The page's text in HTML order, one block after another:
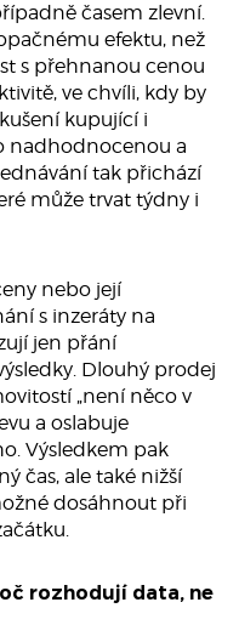
časem zlevní.
efektu, než
s přehnanou cenou
ve chvíli, kdy by
kupující i
nadhodnocenou a
tak přichází
může trvat týdny i
nebo její
s inzeráty na
jen přání
Dlouhý prodej
„není něco v
a oslabuje
Výsledkem pak
čas, ale také nižší
dosáhnout při
rozhodují data, ne